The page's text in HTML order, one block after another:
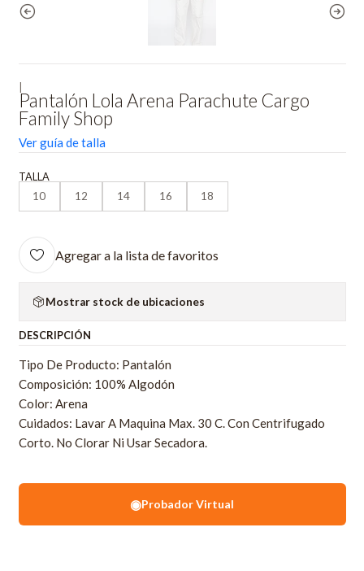
Pantalón Lola Arena Parachute Cargo
Family Shop
Ver guía de talla
TALLA
10
12 14 16 18
Agregar a la lista de favoritos
Mostrar stock de ubicaciones
DESCRIPCIÓN
Tipo De Producto: Pantalón
Composición: 100% Algodón
Color: Arena
Cuidados: Lavar A Maquina Max. 30 C. Con Centrifugado
Corto. No Clorar Ni Usar Secadora.
◉Probador Virtual